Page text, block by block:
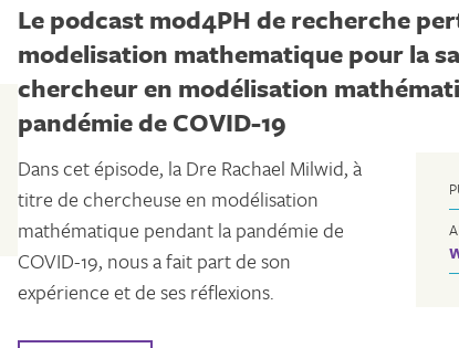
Le podcast mod4PH de recherche
modelisation mathematique pour la
chercheur en modélisation
pandémie de COVID-19
Dans cet épisode, la Dre Rachael Milwid, à
titre de chercheuse en modélisation
mathématique pendant la pandémie de
COVID-19, nous a fait part de son
expérience et de ses réflexions.